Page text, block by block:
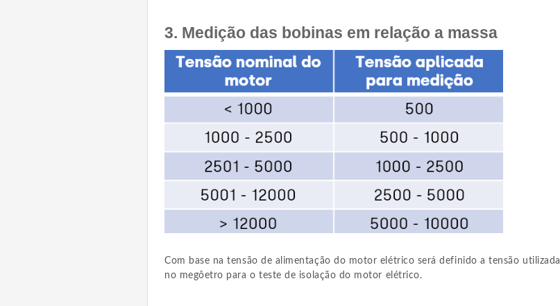
3. Medição das bobinas em relação a massa
Com base na tensão de alimentação do motor elétrico será definido a tensão utilizada
no megôetro para o teste de isolação do motor elétrico.